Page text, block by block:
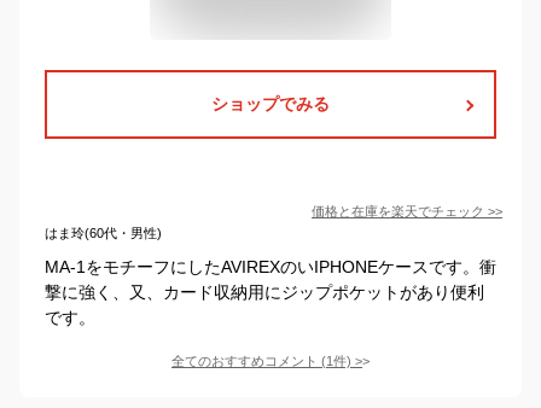
ショップでみる
価格と在庫を楽天でチェック >>
はま玲(60代・男性)
MA-1をモチーフにしたAVIREXのいIPHONEケースです。衝
撃に強く、又、カード収納用にジップポケットがあり便利
です。
全てのおすすめコメント (1件) >